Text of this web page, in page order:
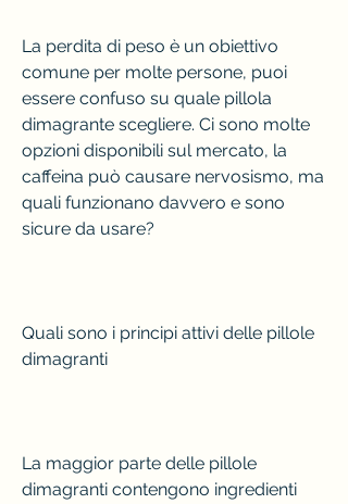
La perdita di peso è un obiettivo
comune per molte persone, puoi
essere confuso su quale pillola
dimagrante scegliere. Ci sono molte
opzioni disponibili sul mercato, la
caffeina può causare nervosismo, ma
quali funzionano davvero e sono
sicure da usare?
Quali sono i principi attivi delle pillole
dimagranti
La maggior parte delle pillole
dimagranti contengono ingredienti